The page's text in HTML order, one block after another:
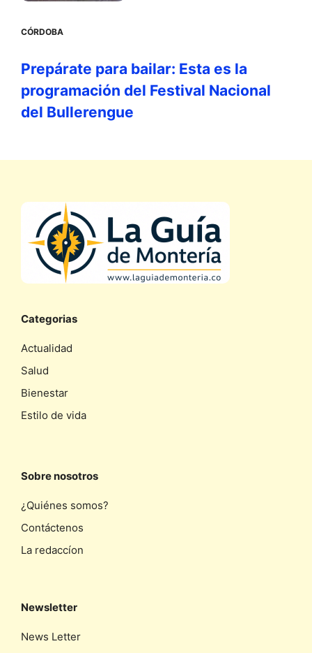
CÓRDOBA
Prepárate para bailar: Esta es la
programación del Festival Nacional
del Bullerengue
Categorias
Actualidad
Salud
Bienestar
Estilo de vida
Sobre nosotros
¿Quiénes somos?
Contáctenos
La redaccíon
Newsletter
News Letter